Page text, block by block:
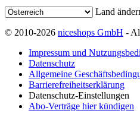
Land
© 2010-2026 niceshops GmbH -
Impressum und
Datenschutz
Allgemeine
Barrierefreiheitserklärung
Datenschutz-Einstellungen
Abo-Verträge hier kündigen